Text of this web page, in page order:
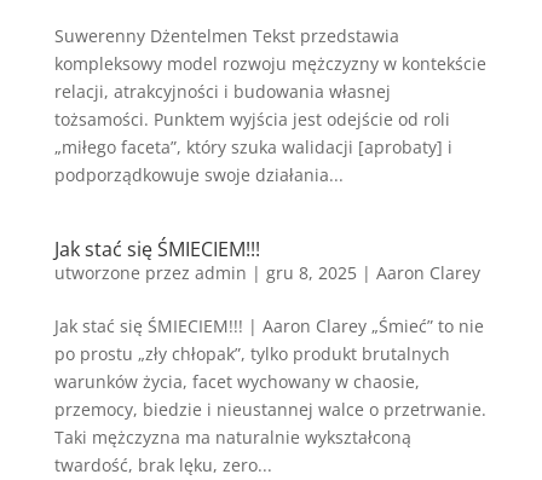
Suwerenny Dżentelmen Tekst przedstawia
kompleksowy model rozwoju mężczyzny w kontekście
relacji, atrakcyjności i budowania własnej
tożsamości. Punktem wyjścia jest odejście od roli
„miłego faceta”, który szuka walidacji [aprobaty] i
podporządkowuje swoje działania...
Jak stać się ŚMIECIEM!!!
utworzone przez admin | gru 8, 2025| Aaron Clarey
Jak stać się ŚMIECIEM!!! | Aaron Clarey „Śmieć” to nie
po prostu „zły chłopak”, tylko produkt brutalnych
warunków życia, facet wychowany w chaosie,
przemocy, biedzie i nieustannej walce o przetrwanie.
Taki mężczyzna ma naturalnie wykształconą
twardość, brak lęku, zero...